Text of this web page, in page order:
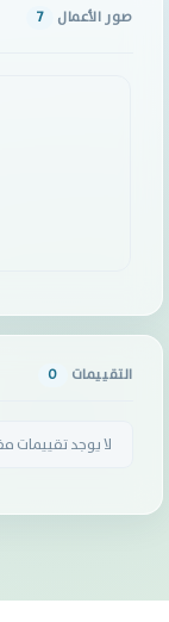
صور الأعمال 7
التقييمات 0
لا يوجد تقييمات